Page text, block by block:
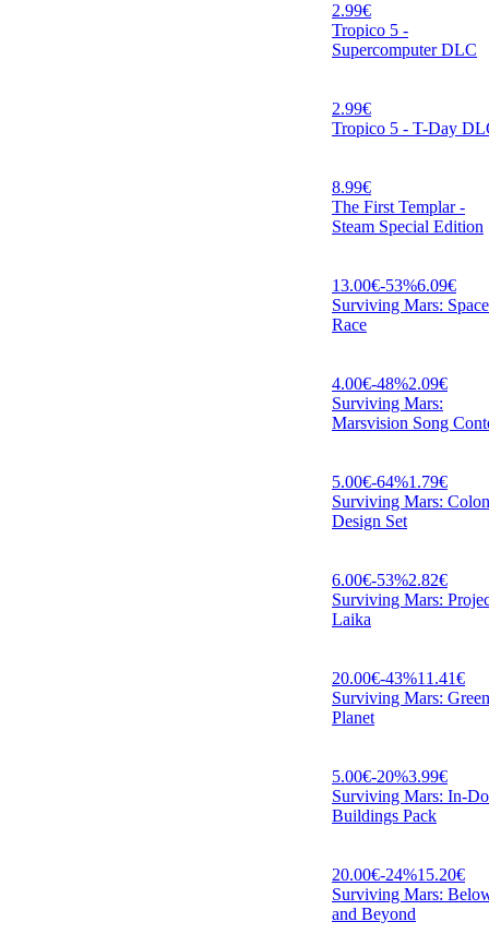
2.99€
Tropico 5 -
Supercomputer DLC
2.99€
Tropico 5 - T-Day
8.99€
The First Templar -
Steam Special Edition
13.00€-53%6.09€
Surviving Mars: Space
Race
4.00€-48%2.09€
Surviving Mars:
Marsvision Song
5.00€-64%1.79€
Surviving Mars:
Design Set
6.00€-53%2.82€
Surviving Mars:
Laika
20.00€-43%11.41€
Surviving Mars: Green
Planet
5.00€-20%3.99€
Surviving Mars: In-
Buildings Pack
20.00€-24%15.20€
Surviving Mars:
and Beyond